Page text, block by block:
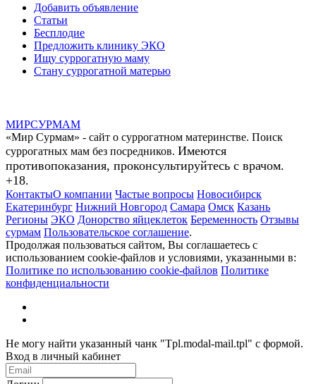
Добавить объявление
Статьи
Бесплодие
Предложить клинику ЭКО
Ищу суррогатную маму
Стану суррогатной матерью
МИРСУРМАМ
«Мир Сурмам» - сайт о суррогатном материнстве. Поиск
суррогатных мам без посредников. Имеются
противопоказания, проконсультируйтесь с врачом.
+18.
КонтактыО компании Частые вопросы Новосибирск
Екатеринбург Нижний Новгород Самара Омск Казань
Регионы ЭКО Донорство яйцеклеток Беременность Отзывы
сурмам Пользовательское соглашение.
Продолжая пользоваться сайтом, Вы соглашаетесь с
использованием cookie-файлов и условиями, указанными в:
Политике по использованию cookie-файлов Политике
конфиденциальности
Не могу найти указанный чанк "Tpl.modal-mail.tpl" с формой.
Вход в личный кабинет